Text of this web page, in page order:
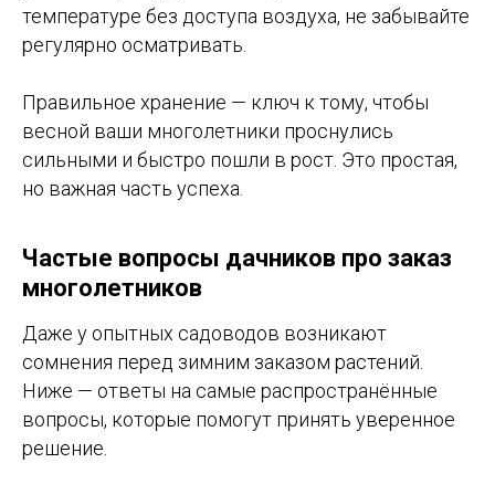
температуре без доступа воздуха, не забывайте
регулярно осматривать.
Правильное хранение — ключ к тому, чтобы
весной ваши многолетники проснулись
сильными и быстро пошли в рост. Это простая,
но важная часть успеха.
Частые вопросы дачников про заказ
многолетников
Даже у опытных садоводов возникают
сомнения перед зимним заказом растений.
Ниже — ответы на самые распространённые
вопросы, которые помогут принять уверенное
решение.